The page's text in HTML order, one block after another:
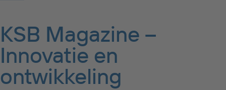
KSB Magazine –
Innovatie en
ontwikkeling